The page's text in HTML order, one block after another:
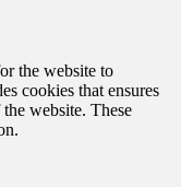
the website to
cookies that ensures
website. These